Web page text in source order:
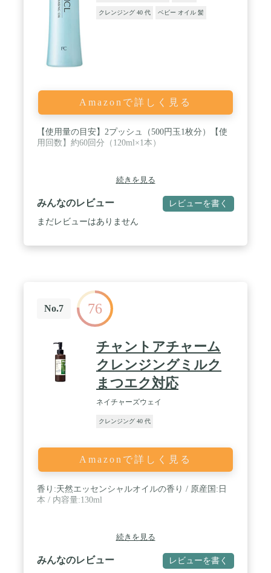
クレンジング 40 代 ベビー オイル 髪
Amazonで詳しく見る
【使用量の目安】2プッシュ（500円玉1枚分）【使
用回数】約60回分（120ml×1本）
続きを見る
みんなのレビュー レビューを書く
まだレビューはありません
No.7 76
チャントアチャーム
クレンジングミルク
まつエク対応
ネイチャーズウェイ
クレンジング 40 代
Amazonで詳しく見る
香り:天然エッセンシャルオイルの香り / 原産国:日
本 / 内容量:130ml
続きを見る
みんなのレビュー レビューを書く